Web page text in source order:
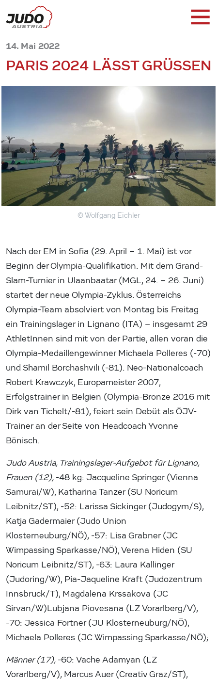
14. Mai 2022
PARIS 2024 LÄSST GRÜSSEN
© Wolfgang Eichler
Nach der EM in Sofia (29. April – 1. Mai) ist vor
Beginn der Olympia-Qualifikation. Mit dem Grand-
Slam-Turnier in Ulaanbaatar (MGL, 24. – 26. Juni)
startet der neue Olympia-Zyklus. Österreichs
Olympia-Team absolviert von Montag bis Freitag
ein Trainingslager in Lignano (ITA) – insgesamt 29
AthletInnen sind mit von der Partie, allen voran die
Olympia-Medaillengewinner Michaela Polleres (-70)
und Shamil Borchashvili (-81). Neo-Nationalcoach
Robert Krawczyk, Europameister 2007,
Erfolgstrainer in Belgien (Olympia-Bronze 2016 mit
Dirk van Tichelt/-81), feiert sein Debüt als ÖJV-
Trainer an der Seite von Headcoach Yvonne
Bönisch.
Judo Austria, Trainingslager-Aufgebot für Lignano,
Frauen (12), -48 kg: Jacqueline Springer (Vienna
Samurai/W), Katharina Tanzer (SU Noricum
Leibnitz/ST), -52: Larissa Sickinger (Judogym/S),
Katja Gadermaier (Judo Union
Klosterneuburg/NÖ), -57: Lisa Grabner (JC
Wimpassing Sparkasse/NÖ), Verena Hiden (SU
Noricum Leibnitz/ST), -63: Laura Kallinger
(Judoring/W), Pia-Jaqueline Kraft (Judozentrum
Innsbruck/T), Magdalena Krssakova (JC
Sirvan/W)Lubjana Piovesana (LZ Vorarlberg/V),
-70: Jessica Fortner (JU Klosterneuburg/NÖ),
Michaela Polleres (JC Wimpassing Sparkasse/NÖ);
Männer (17), -60: Vache Adamyan (LZ
Vorarlberg/V), Marcus Auer (Creativ Graz/ST),